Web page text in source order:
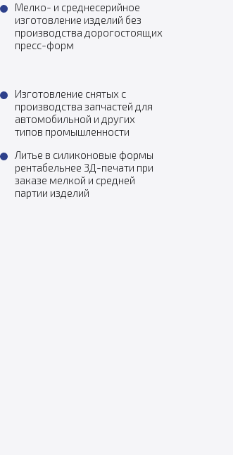
Мелко- и среднесерийное
изготовление изделий без
производства дорогостоящих
пресс-форм
Изготовление снятых с
производства запчастей для
автомобильной и других
типов промышленности
Литье в силиконовые формы
рентабельнее 3Д-печати при
заказе мелкой и средней
партии изделий